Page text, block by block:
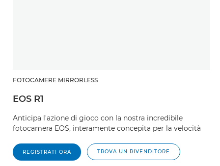
FOTOCAMERE MIRRORLESS
EOS R1
Anticipa l'azione di gioco con la nostra incredibile
fotocamera EOS, interamente concepita per la velocità
REGISTRATI ORA TROVA UN RIVENDITORE